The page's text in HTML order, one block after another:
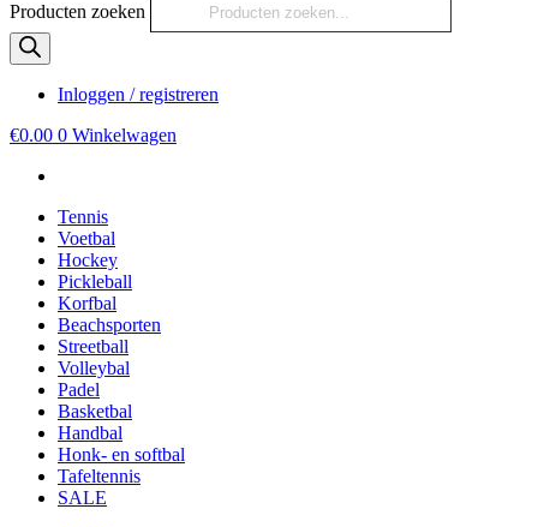
Producten zoeken
Inloggen / registreren
€0.00 0 Winkelwagen
Tennis
Voetbal
Hockey
Pickleball
Korfbal
Beachsporten
Streetball
Volleybal
Padel
Basketbal
Handbal
Honk- en softbal
Tafeltennis
SALE